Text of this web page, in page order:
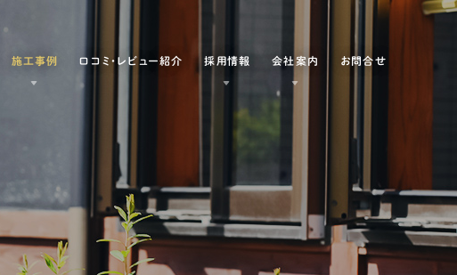
施工事例 口コミ・レビュー紹介 採用情報 会社案内 お問合せ